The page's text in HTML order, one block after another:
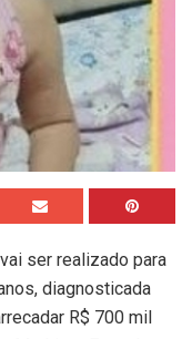
ser realizado para
diagnosticada
R$ 700 mil